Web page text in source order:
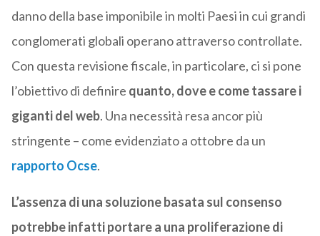
danno della base imponibile in molti Paesi in cui grandi
conglomerati globali operano attraverso controllate.
Con questa revisione fiscale, in particolare, ci si pone
l’obiettivo di definire quanto, dove e come tassare i
giganti del web. Una necessità resa ancor più
stringente – come evidenziato a ottobre da un
rapporto Ocse.
L’assenza di una soluzione basata sul consenso
potrebbe infatti portare a una proliferazione di